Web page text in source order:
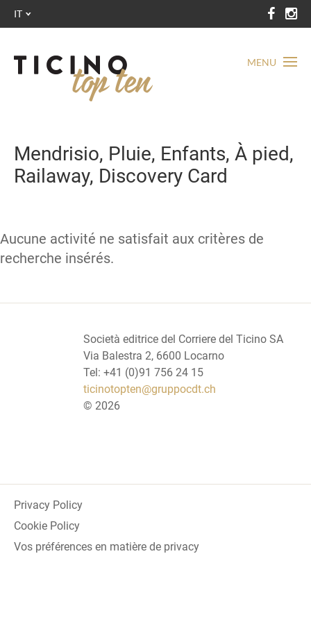
MENU
IT
Mendrisio, Pluie, Enfants, À pied,
Railaway, Discovery Card
Aucune activité ne satisfait aux critères de
recherche insérés.
Società editrice del Corriere del Ticino SA
Via Balestra 2, 6600 Locarno
Tel: +41 (0)91 756 24 15
ticinotopten@gruppocdt.ch
© 2026
Privacy Policy
Cookie Policy
Vos préférences en matière de privacy